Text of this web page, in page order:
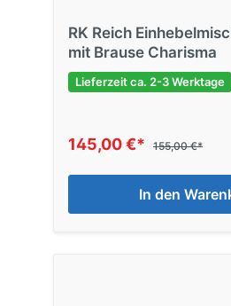
RK Reich
mit Brause Charisma
Lieferzeit ca. 2-3 Werktage
145,00 €* 155,00 €*
In den